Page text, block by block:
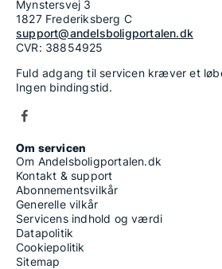
Mynstersvej 3
1827 Frederiksberg C
support@andelsboligportalen.dk
CVR: 38854925
Fuld adgang til servicen kræver et
Ingen bindingstid.
Om servicen
Om Andelsboligportalen.dk
Kontakt & support
Abonnementsvilkår
Generelle vilkår
Servicens indhold og værdi
Datapolitik
Cookiepolitik
Sitemap